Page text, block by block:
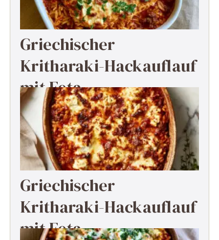
Griechischer
Kritharaki-Hackauflauf
mit Feta
Griechischer
Kritharaki-Hackauflauf
mit Feta